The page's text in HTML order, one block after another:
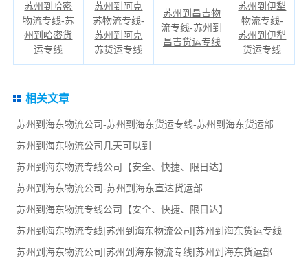
苏州到哈密
物流专线-苏
州到哈密货
运专线
苏州到阿克
苏物流专线-
苏州到阿克
苏货运专线
苏州到昌吉物
流专线-苏州到
昌吉货运专线
苏州到伊犁
物流专线-
苏州到伊犁
货运专线
相关文章
苏州到海东物流公司-苏州到海东货运专线-苏州到海东货运部
苏州到海东物流公司几天可以到
苏州到海东物流专线公司【安全、快捷、限日达】
苏州到海东物流公司-苏州到海东直达货运部
苏州到海东物流专线公司【安全、快捷、限日达】
苏州到海东物流专线|苏州到海东物流公司|苏州到海东货运专线
苏州到海东物流公司|苏州到海东物流专线|苏州到海东货运部